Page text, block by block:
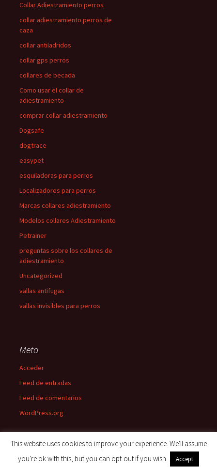
Collar Adiestramiento perros
collar adiestramiento perros de
caza
collar antiladridos
collar gps perros
collares de becada
Como usar el collar de
adiestramiento
comprar collar adiestramiento
Dogsafe
dogtrace
easypet
esquiladoras para perros
Localizadores para perros
Marcas collares adiestramiento
Modelos collares Adiestramiento
Petrainer
preguntas sobre los collares de
adiestramiento
Uncategorized
vallas antifugas
vallas invisibles para perros
Meta
Acceder
Feed de entradas
Feed de comentarios
WordPress.org
This website uses cookies to improve your experience. We'll assume
you're ok with this, but you can opt-out if you wish.
Accept